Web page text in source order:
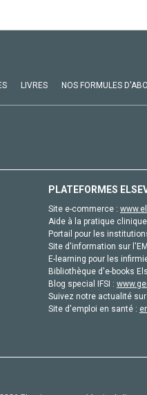
LIVRES NOS FORMULES
PLATEFORMES
Site e-commerce :
Aide à la pratique
Portail pour les
Site d'information sur
E-learning pour les
Bibliothèque d'e-books
Blog special IFSI :
Suivez notre actualité
Site d'emploi en santé :